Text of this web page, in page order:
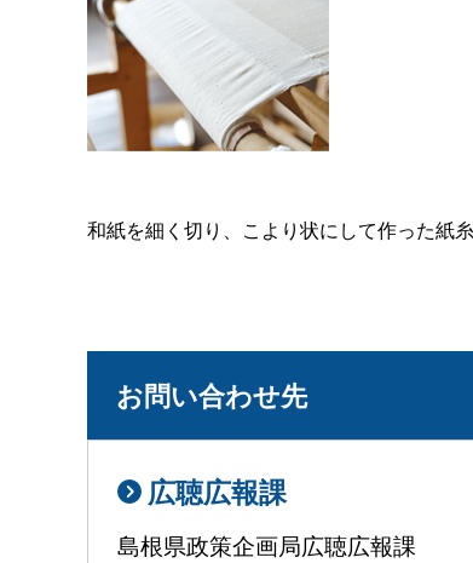
和紙を細く切り、こより状にして作った紙
お問い合わせ先
広聴広報課
島根県政策企画局広聴広報課